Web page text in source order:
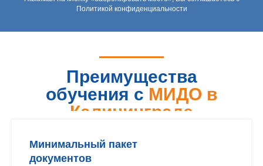
Политикой конфиденциальности
Преимущества
обучения с МИДО в
Калининграде
Минимальный пакет
документов